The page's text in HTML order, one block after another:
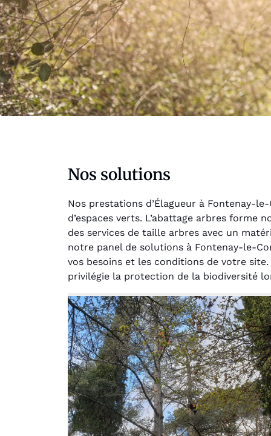
Nos solutions
Nos prestations d’Élagueur à Fontenay-
d’espaces verts. L’abattage arbres
des services de taille arbres avec un
notre panel de solutions à Fontenay-le-
vos besoins et les conditions de votre
privilégie la protection de la biodiversité
Le
travaillé
et
notre
prêt